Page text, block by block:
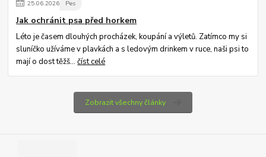
25.06.2026 Pes
Jak ochránit psa před horkem
Léto je časem dlouhých procházek, koupání a výletů. Zatímco my si
sluníčko užíváme v plavkách a s ledovým drinkem v ruce, naši psi to
mají o dost těžš...číst celé
Zobrazit všechny články